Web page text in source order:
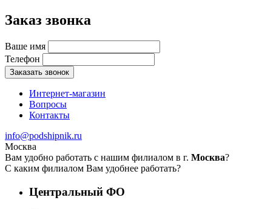
Заказ звонка
Ваше имя
Телефон
Заказать звонок
Интернет-магазин
Вопросы
Контакты
info@podshipnik.ru
Москва
Вам удобно работать с нашим филиалом в г. Москва?
С каким филиалом Вам удобнее работать?
Центральный ФО